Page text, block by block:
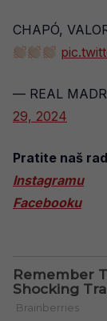
CHAPÓ,
— REAL
29, 2024
Pratite naš
Instagramu
Facebooku